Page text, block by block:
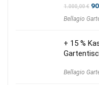
1.000,00€
Bellagio
+ 15 %
Bellagio